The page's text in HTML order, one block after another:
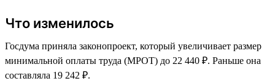
Что изменилось
Госдума приняла законопроект, который увеличивает размер
минимальной оплаты труда (МРОТ) до 22 440 ₽. Раньше она
составляла 19 242 ₽.